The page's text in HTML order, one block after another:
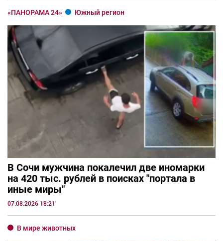
«ПАНОРАМА 24» Южный регион
В Сочи мужчина покалечил две иномарки
на 420 тыс. рублей в поисках "портала в
иные миры"
07.08.2026 18:21
В мире животных